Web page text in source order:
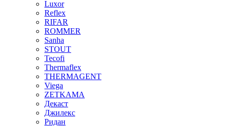
Luxor
Reflex
RIFAR
ROMMER
Sanha
STOUT
Tecofi
Thermaflex
THERMAGENT
Viega
ZETKAMA
Декаст
Джилекс
Ридан